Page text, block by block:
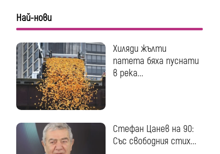
Най-нови
Хиляди жълти
патета бяха пуснати
в река...
Стефан Цанев на 90:
Със свободния стих...